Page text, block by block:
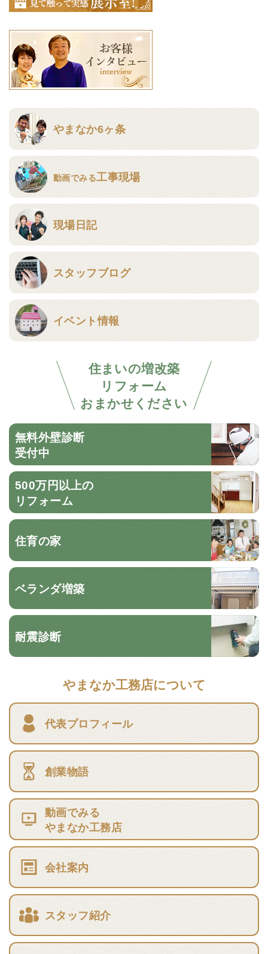
やまなか6ヶ条
動画でみる工事現場
現場日記
スタッフブログ
イベント情報
住まいの増改築
リフォーム
おまかせください
無料外壁診断
受付中
500万円以上の
リフォーム
住育の家
ベランダ増築
耐震診断
やまなか工務店について
代表プロフィール
創業物語
動画でみる
やまなか工務店
会社案内
スタッフ紹介